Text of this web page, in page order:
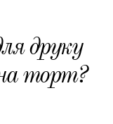
друку
торт?